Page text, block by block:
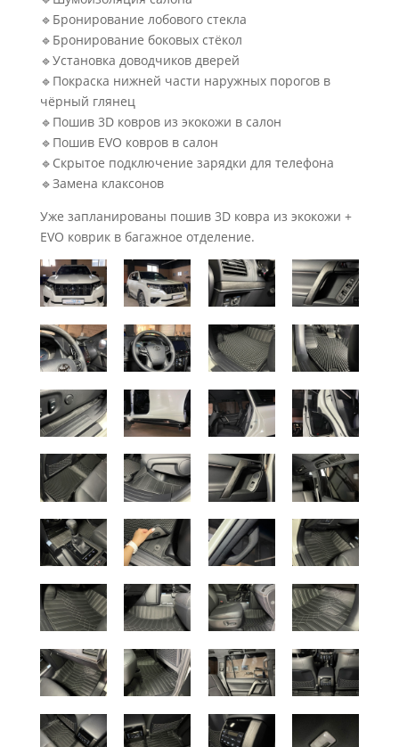
🔹Бронирование лобового стекла
🔹Бронирование боковых стёкол
🔹Установка доводчиков дверей
🔹Покраска нижней части наружных порогов в
чёрный глянец
🔹Пошив 3D ковров из экокожи в салон
🔹Пошив EVO ковров в салон
🔹Скрытое подключение зарядки для телефона
🔹Замена клаксонов
Уже запланированы пошив 3D ковра из экокожи +
EVO коврик в багажное отделение.